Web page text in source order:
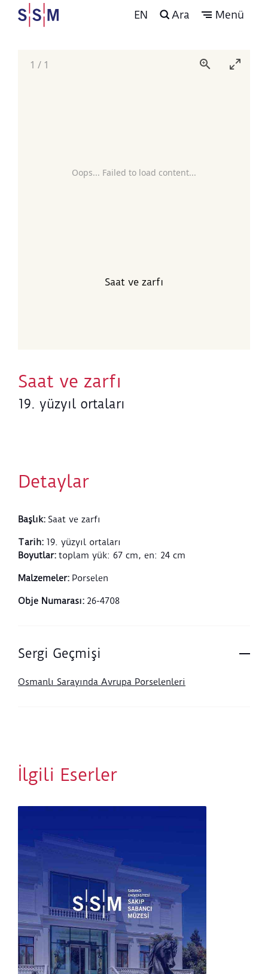
EN Ara Menü
Oops... Failed to load content...
1 / 1
Saat ve zarfı
Saat ve zarfı
19. yüzyıl ortaları
Detaylar
Başlık: Saat ve zarfı
Tarih: 19. yüzyıl ortaları
Boyutlar: toplam yük: 67 cm, en: 24 cm
Malzemeler: Porselen
Obje Numarası: 26-4708
Sergi Geçmişi
Osmanlı Sarayında Avrupa Porselenleri
İlgili Eserler